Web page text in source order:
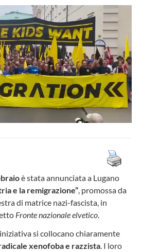
è stata annunciata a Lugano
e la remigrazione”, promossa da
di matrice nazi-fascista, in
Fronte nazionale elvetico.
si collocano chiaramente
xenofoba e razzista. I loro